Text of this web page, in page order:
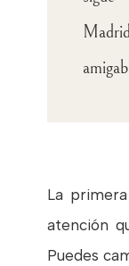
La
atención
Puedes